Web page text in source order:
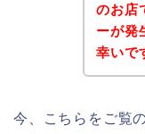
のお店
ーが発
幸いで
今、こちらをご覧